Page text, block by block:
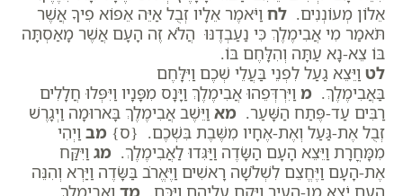
אֵלוֹן מְעוֹנְנִים. לח וַיֹּאמֶר אֵלָיו זְבֻל אַיֵּה אֵפוֹא פִיךָ אֲשֶׁר
תֹּאמַר מִי אֲבִימֶלֶךְ כִּי נַעַבְדֶנּוּ הֲלֹא זֶה הָעָם אֲשֶׁר מָאַסְתָּה
בּוֹ צֵא-נָא עַתָּה וְהִלָּחֶם בּוֹ.
לט וַיֵּצֵא גַעַל לִפְנֵי בַּעֲלֵי שְׁכֶם וַיִּלָּחֶם
בַּאֲבִימֶלֶךְ. מ וַיִּרְדְּפֵהוּ אֲבִימֶלֶךְ וַיָּנָס מִפָּנָיו וַיִּפְּלוּ חֲלָלִים
רַבִּים עַד-פֶּתַח הַשָּׁעַר. מא וַיֵּשֶׁב אֲבִימֶלֶךְ בָּארוּמָה וַיְגָרֶשׁ
זְבֻל אֶת-גַּעַל וְאֶת-אֶחָיו מִשֶּׁבֶת בִּשְׁכֶם. {ס} מב וַיְהִי
מִמָּחֳרָת וַיֵּצֵא הָעָם הַשָּׂדֶה וַיַּגִּדוּ לַאֲבִימֶלֶךְ. מג וַיִּקַּח
אֶת-הָעָם וַיֶּחֱצֵם לִשְׁלֹשָׁה רָאשִׁים וַיֶּאֱרֹב בַּשָּׂדֶה וַיַּרְא וְהִנֵּה
הָעָם יֹצֵא מִן-הָעִיר וַיָּקָם עֲלֵיהֶם וַיַּכֵּם. מד וַאֲבִימֶלֶךְ